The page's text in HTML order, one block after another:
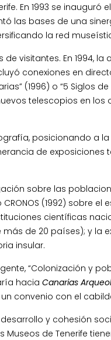
En 1993 se inauguró el
las bases de una
la red
visitantes. En 1994, la
conexiones en
(1996) o “5 Siglos de
telescopios en los
posicionando a
de exposiciones
sobre las
(1992) sobre el
científicas
de 20 países); y la
insular.
“Colonización y
haciaCanarias
convenio con el
y cohesión
de Tenerife